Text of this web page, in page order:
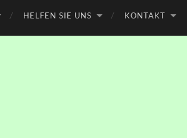
HELFEN SIE UNS KONTAKT